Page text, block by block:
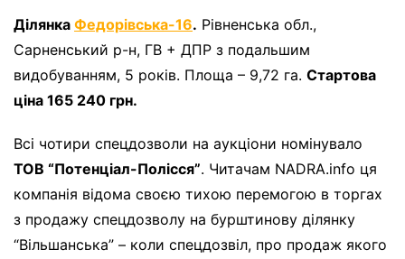
Ділянка Федорівська-16. Рівненська обл.,
Сарненський р-н, ГВ + ДПР з подальшим
видобуванням, 5 років. Площа – 9,72 га. Стартова
ціна 165 240 грн.
Всі чотири спецдозволи на аукціони номінувало
ТОВ “Потенціал-Полісся”. Читачам NADRA.info ця
компанія відома своєю тихою перемогою в торгах
з продажу спецдозволу на бурштинову ділянку
“Вільшанська” – коли спецдозвіл, про продаж якого